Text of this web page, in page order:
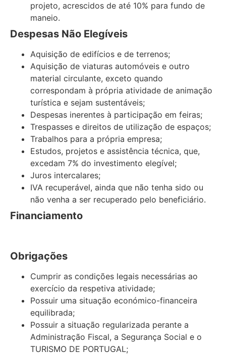
projeto, acrescidos de até 10% para fundo de
maneio.
Despesas Não Elegíveis
Aquisição de edifícios e de terrenos;
Aquisição de viaturas automóveis e outro
material circulante, exceto quando
correspondam à própria atividade de animação
turística e sejam sustentáveis;
Despesas inerentes à participação em feiras;
Trespasses e direitos de utilização de espaços;
Trabalhos para a própria empresa;
Estudos, projetos e assistência técnica, que,
excedam 7% do investimento elegível;
Juros intercalares;
IVA recuperável, ainda que não tenha sido ou
não venha a ser recuperado pelo beneficiário.
Financiamento
Obrigações
Cumprir as condições legais necessárias ao
exercício da respetiva atividade;
Possuir uma situação económico-financeira
equilibrada;
Possuir a situação regularizada perante a
Administração Fiscal, a Segurança Social e o
TURISMO DE PORTUGAL;